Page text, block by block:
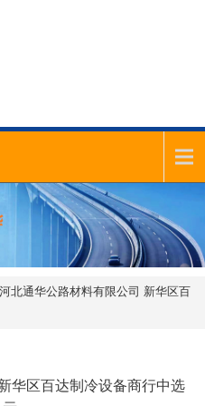
河北通华公路材料有限公司 新华区百
华区百达制冷设备商行中选